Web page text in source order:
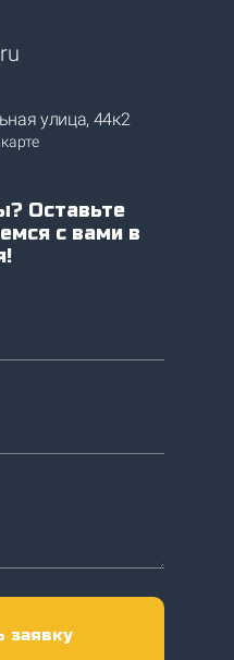
улица, 44к2
Оставьте
с вами в
заявку